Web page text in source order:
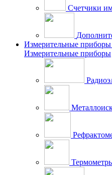
Счетчики
Измерительные приборы
Измерительные приборы